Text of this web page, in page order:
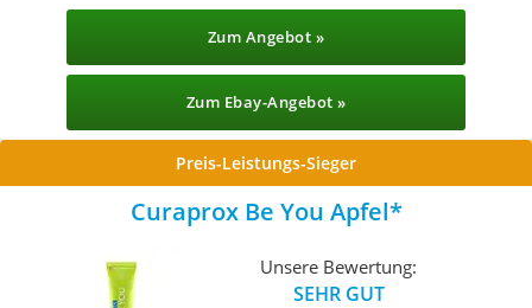
Zum Angebot »
Zum Ebay-Angebot »
Preis-Leistungs-Sieger
Curaprox Be You Apfel
Unsere Bewertung:
SEHR GUT